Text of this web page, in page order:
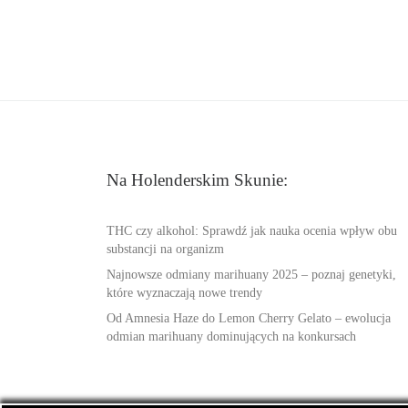
Na Holenderskim Skunie:
THC czy alkohol: Sprawdź jak nauka ocenia wpływ obu
substancji na organizm
Najnowsze odmiany marihuany 2025 – poznaj genetyki,
które wyznaczają nowe trendy
Od Amnesia Haze do Lemon Cherry Gelato – ewolucja
odmian marihuany dominujących na konkursach